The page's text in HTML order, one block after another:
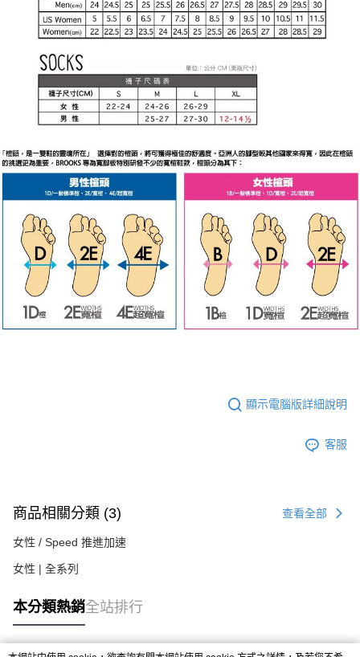
顯示電腦版詳細說明
客服
商品相關分類 (3) 查看全部
女性 / Speed 推進加速
女性 | 全系列
本分類熱銷全站排行